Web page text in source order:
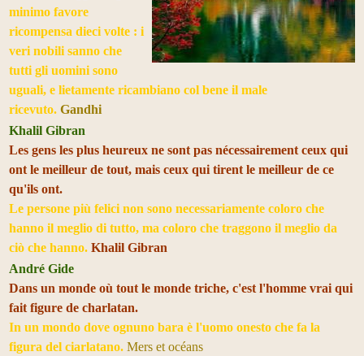
minimo favore
ricompensa dieci volte : i
veri nobili sanno che
tutti gli uomini sono
uguali, e lietamente ricambiano col bene il male
ricevuto. Gandhi
Khalil Gibran
Les gens les plus heureux ne sont pas nécessairement ceux qui
ont le meilleur de tout, mais ceux qui tirent le meilleur de ce
qu'ils ont.
Le persone più felici non sono necessariamente coloro che
hanno il meglio di tutto, ma coloro che traggono il meglio da
ciò che hanno. Khalil Gibran
André Gide
Dans un monde où tout le monde triche, c'est l'homme vrai qui
fait figure de charlatan.
In un mondo dove ognuno bara è l'uomo onesto che fa la
figura del ciarlatano. Mers et océans